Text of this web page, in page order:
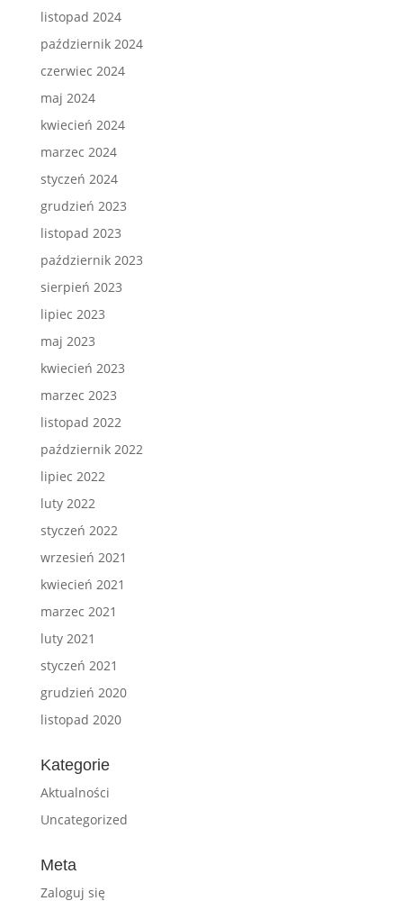
listopad 2024
październik 2024
czerwiec 2024
maj 2024
kwiecień 2024
marzec 2024
styczeń 2024
grudzień 2023
listopad 2023
październik 2023
sierpień 2023
lipiec 2023
maj 2023
kwiecień 2023
marzec 2023
listopad 2022
październik 2022
lipiec 2022
luty 2022
styczeń 2022
wrzesień 2021
kwiecień 2021
marzec 2021
luty 2021
styczeń 2021
grudzień 2020
listopad 2020
Kategorie
Aktualności
Uncategorized
Meta
Zaloguj się